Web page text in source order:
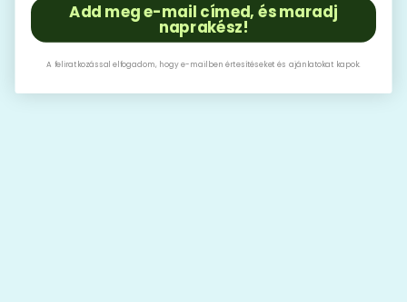
Add meg e-mail címed, és maradj
naprakész!
A feliratkozással elfogadom, hogy e-mailben értesítéseket és ajánlatokat kapok.